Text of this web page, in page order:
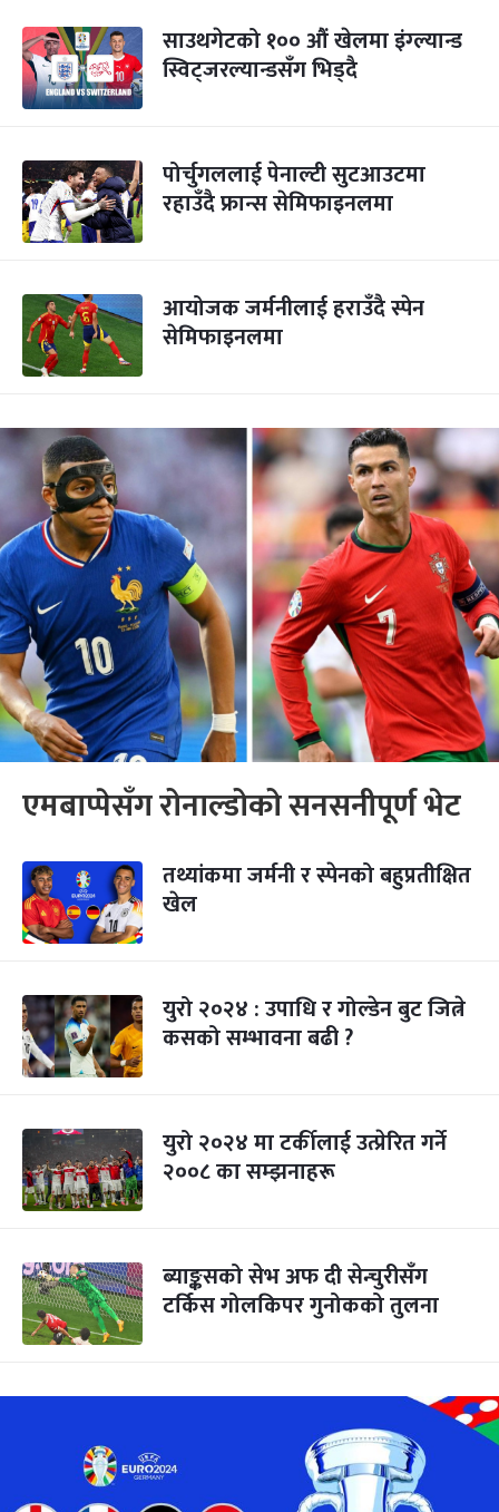
साउथगेटको १०० औं खेलमा इंग्ल्यान्ड
स्विट्जरल्यान्डसँग भिड्दै
पोर्चुगललाई पेनाल्टी सुटआउटमा
रहाउँदै फ्रान्स सेमिफाइनलमा
आयोजक जर्मनीलाई हराउँदै स्पेन
सेमिफाइनलमा
एमबाप्पेसँग रोनाल्डोको सनसनीपूर्ण भेट
तथ्यांकमा जर्मनी र स्पेनको बहुप्रतीक्षित
खेल
युरो २०२४ : उपाधि र गोल्डेन बुट जित्ने
कसको सम्भावना बढी ?
युरो २०२४ मा टर्कीलाई उत्प्रेरित गर्ने
२००८ का सम्झनाहरू
ब्याङ्कसको सेभ अफ दी सेन्चुरीसँग
टर्किस गोलकिपर गुनोकको तुलना